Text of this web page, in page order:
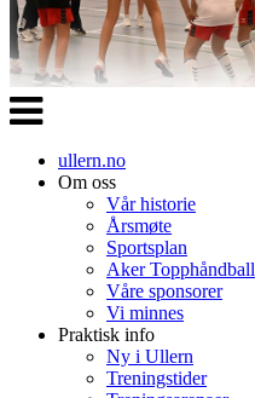
Veksle
navigasjon
ullern.no
Om oss
Vår historie
Årsmøte
Sportsplan
Aker Topphåndball
Våre sponsorer
Vi minnes
Praktisk info
Ny i Ullern
Treningstider